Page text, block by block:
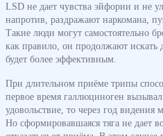
LSD не дает чувства эйфории и не
напротив, раздражают наркомана,
Такие люди могут самостоятельно
как правило, он продолжают искать
будет более эффективным.
При длительном приёме трипы
первое время галлюциноген вызывал
удовольствие, то через год
Но сформировавшаяся тяга не дает